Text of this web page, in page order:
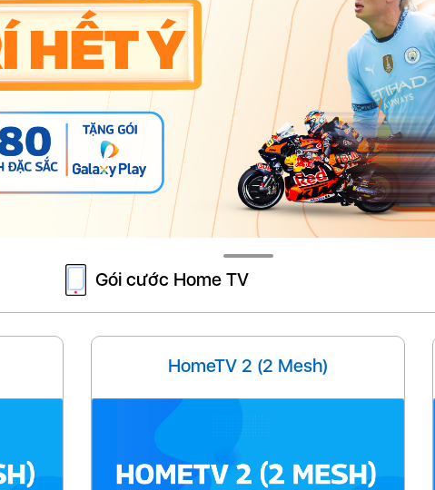
Gói cước Home TV
HomeTV 2 (2 Mesh)